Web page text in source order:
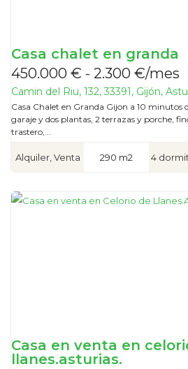
Casa chalet en granda
450.000 € - 2.300 €/mes
Camin del Riu, 132, 33391, Gijón,
Casa Chalet en Granda Gijon a 10 minutos
garaje y dos plantas, 2 terrazas y porche,
trastero,...
Alquiler, Venta 290 m2 4
Casa en venta en
llanes.asturias.